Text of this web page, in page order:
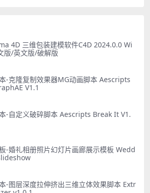
4D 三维包装建模软件C4D 2024.0.0 Wi
版/英文版/破解版
-克隆复制效果器MG动画脚本 Aescripts
V1.1
-自定义破碎脚本 Aescripts Break It V1.
-婚礼相册照片幻灯片画廊展示模板 Wedd
-图层深度拉伸挤出三维立体效果脚本 Extr